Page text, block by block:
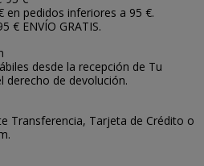
en pedidos inferiores a 95 €.
€ ENVÍO GRATIS.
desde la recepción de Tu
derecho de devolución.
Transferencia, Tarjeta de Crédito o